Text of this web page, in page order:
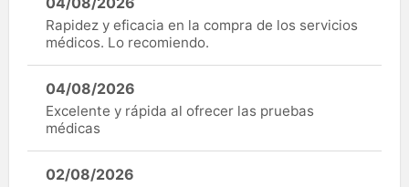
Rapidez y eficacia en la compra de los servicios
médicos. Lo recomiendo.
04/08/2026
Excelente y rápida al ofrecer las pruebas
médicas
02/08/2026